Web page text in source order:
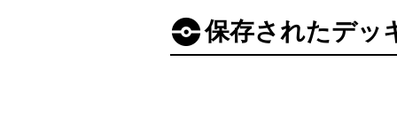
保存されたデッ